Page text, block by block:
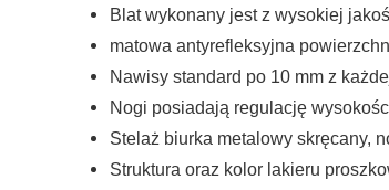
Blat wykonany jest z wysokiej
matowa antyrefleksyjna
Nawisy standard po 10 mm z
Nogi posiadają regulację
Stelaż biurka metalowy skręcany,
Struktura oraz kolor lakieru